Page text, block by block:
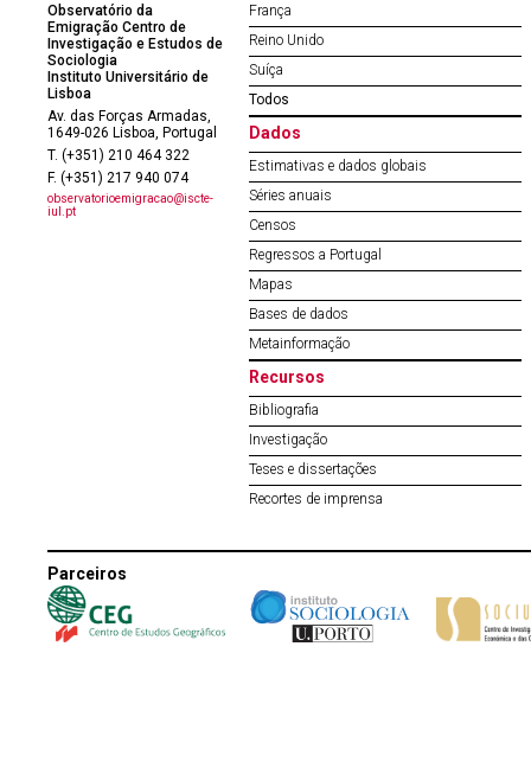
Observatório da
Emigração Centro de
Investigação e Estudos de
Sociologia
Instituto Universitário de
Lisboa
Av. das Forças Armadas,
1649-026 Lisboa, Portugal
T. (+351) 210 464 322
F. (+351) 217 940 074
observatorioemigracao@iscte-
iul.pt
França
Reino Unido
Suíça
Todos
Dados
Estimativas e dados globais
Séries anuais
Censos
Regressos a Portugal
Mapas
Bases de dados
Metainformação
Recursos
Bibliografia
Investigação
Teses e dissertações
Recortes de imprensa
Parceiros